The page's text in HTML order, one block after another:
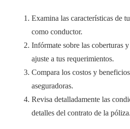
Examina las características de
como conductor.
Infórmate sobre las coberturas
ajuste a tus requerimientos.
Compara los costos y
aseguradoras.
Revisa detalladamente las
detalles del contrato de la póliza.